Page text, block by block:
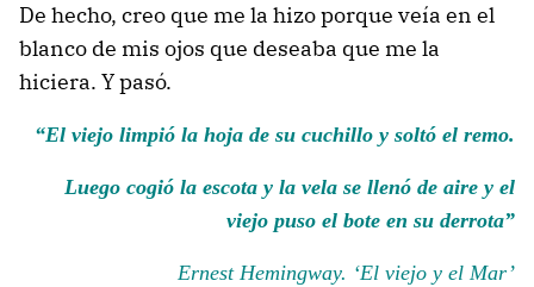
De hecho, creo que me la hizo porque veía en el
blanco de mis ojos que deseaba que me la
hiciera. Y pasó.
“El viejo limpió la hoja de su cuchillo y soltó el remo.
Luego cogió la escota y la vela se llenó de aire y el
viejo puso el bote en su derrota”
Ernest Hemingway. ‘El viejo y el Mar’